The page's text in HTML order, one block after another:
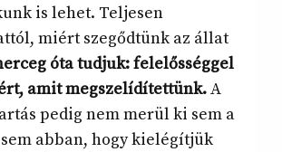
is lehet. Teljesen
miért szegődtünk az állat
óta tudjuk: felelősséggel
amit megszelídítettünk.A
pedig nem merül ki sem a
abban, hogy kielégítjük